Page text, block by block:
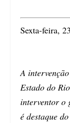
Sexta-feira,
A
Estado do
interventor o
é destaque